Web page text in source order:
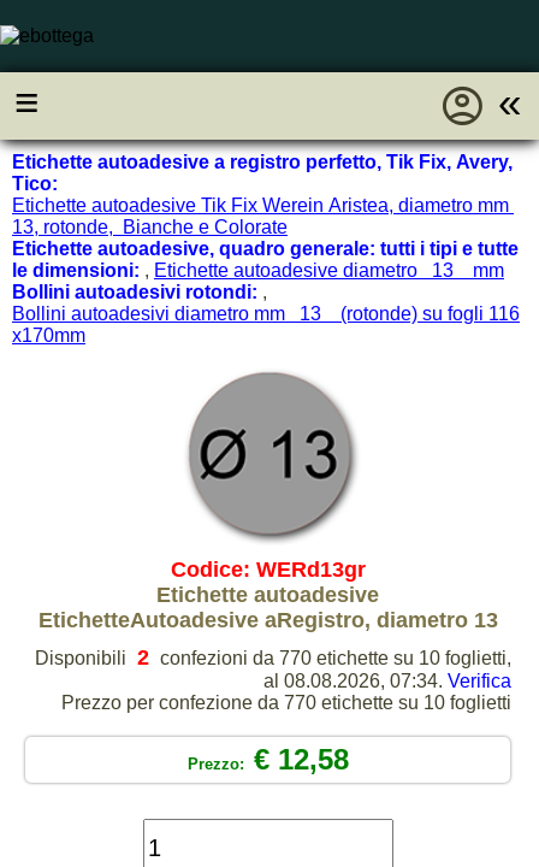
≡ «
account_circle
Etichette autoadesive a registro perfetto, Tik Fix, Avery,
Tico:
Etichette autoadesive Tik Fix Werein Aristea, diametro mm
13, rotonde, Bianche e Colorate
Etichette autoadesive, quadro generale: tutti i tipi e tutte
le dimensioni: , Etichette autoadesive diametro 13 mm
Bollini autoadesivi rotondi: ,
Bollini autoadesivi diametro mm 13 (rotonde) su fogli 116
x170mm
Codice: WERd13gr
Etichette autoadesive
EtichetteAutoadesive aRegistro, diametro 13
Disponibili 2 confezioni da 770 etichette su 10 foglietti,
al 08.08.2026, 07:34. Verifica
Prezzo per confezione da 770 etichette su 10 foglietti
Prezzo: € 12,58